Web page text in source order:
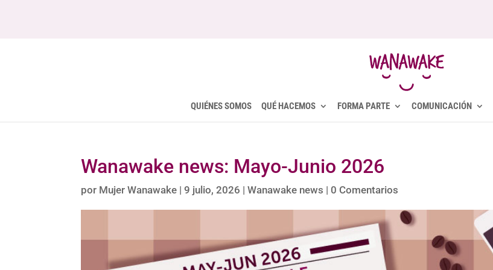
QUIÉNES SOMOS QUÉ HACEMOS FORMA PARTE COMUNICACIÓN
Wanawake news: Mayo-Junio 2026
por Mujer Wanawake |9 julio, 2026 |Wanawake news | 0 Comentarios